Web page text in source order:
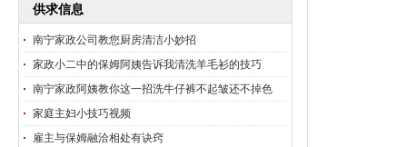
供求信息
南宁家政公司教您厨房清洁小妙招
家政小二中的保姆阿姨告诉我清洗羊毛衫的技巧
南宁家政阿姨教你这一招洗牛仔裤不起皱还不掉色
家庭主妇小技巧视频
雇主与保姆融洽相处有诀窍